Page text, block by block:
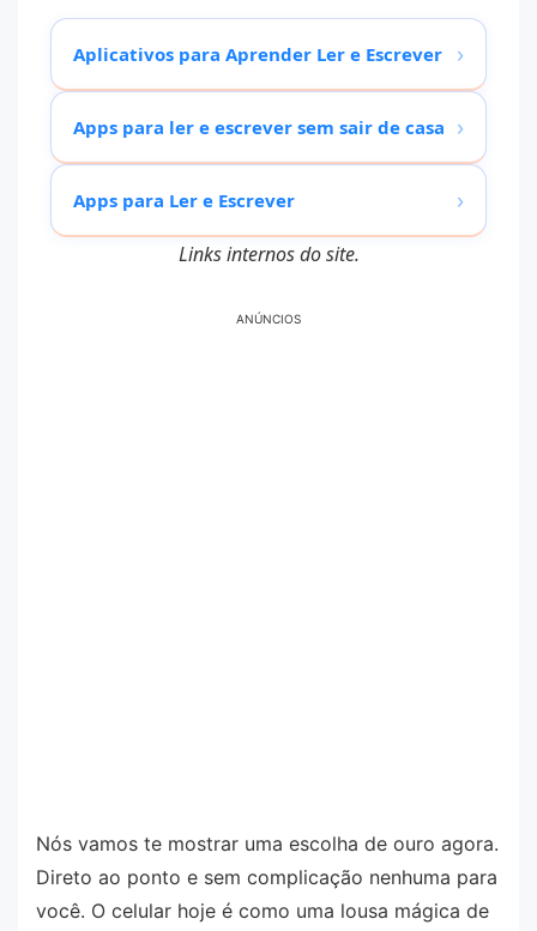
Aplicativos para Aprender Ler e Escrever ›
Apps para ler e escrever sem sair de casa ›
Apps para Ler e Escrever ›
Links internos do site.
ANÚNCIOS
Nós vamos te mostrar uma escolha de ouro agora.
Direto ao ponto e sem complicação nenhuma para
você. O celular hoje é como uma lousa mágica de